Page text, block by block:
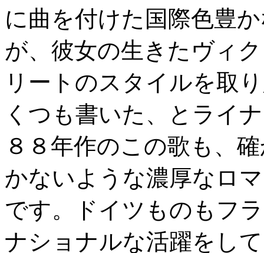
に曲を付けた国際色豊
が、彼女の生きたヴィ
リートのスタイルを取
くつも書いた、とライ
８８年作のこの歌も、
かないような濃厚なロ
です。ドイツものもフ
ナショナルな活躍をし